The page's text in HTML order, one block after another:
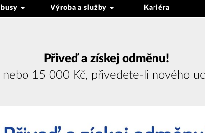
Výroba a služby Kariéra
Přiveď a získej odměnu!
15 000 Kč, přivedete-li nového